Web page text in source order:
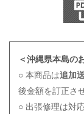
＜沖縄県本島の
○ 本商品は追加
後金額を訂正さ
○ 出張修理は対